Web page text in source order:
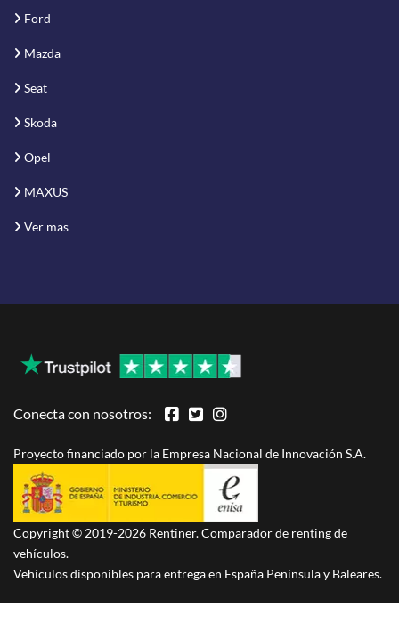
Ford
Mazda
Seat
Skoda
Opel
MAXUS
Ver mas
Conecta con nosotros:
Proyecto financiado por la Empresa Nacional de Innovación S.A.
Copyright © 2019-2026 Rentiner. Comparador de renting de
vehículos.
Vehículos disponibles para entrega en España Península y Baleares.